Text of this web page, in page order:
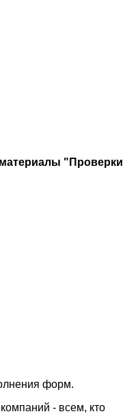
материалы "Проверки
форм.
- всем, кто